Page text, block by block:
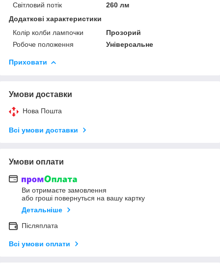
Світловий потік
260 лм
Додаткові характеристики
Колір колби лампочки
Прозорий
Робоче положення
Універсальне
Приховати
Умови доставки
Нова Пошта
Всі умови доставки
Умови оплати
Ви отримаєте замовлення
або гроші повернуться на вашу картку
Детальніше
Післяплата
Всі умови оплати